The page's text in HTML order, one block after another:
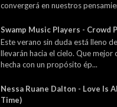
convergerá en nuestros
Swamp Music Players - Crowd
Este verano sin duda está lleno
llevarán hacia el cielo. Que mejor
hecha con un propósito ép...
Nessa Ruane Dalton - Love Is
Time)